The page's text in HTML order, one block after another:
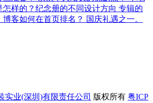
样的？纪念册的不同设计方向 专辑的
博客如何在首页排名？ 国庆礼遇之一。
实业(深圳)有限责任公司 版权所有 粤ICP